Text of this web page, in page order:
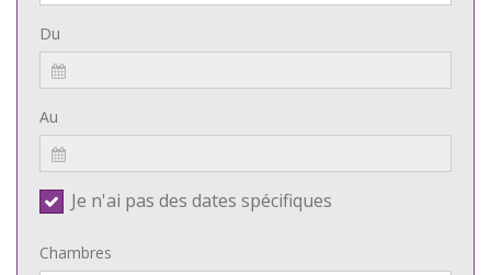
Du
Au
Je n'ai pas des dates spécifiques
Chambres